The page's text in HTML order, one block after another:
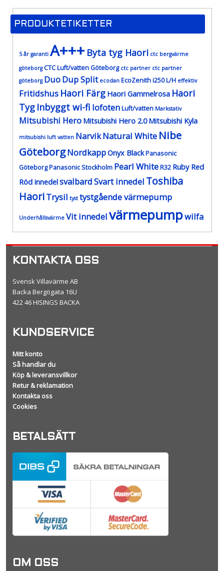
PRODUKTETIKETTER
5 år garanti A+++ Byta tyg Haori ctc bergvärme
göteborg CTC Luft/vatten Göteborg ctc partner ctc partner
göteborg DuoDup Split ecodan EcoZenith i250 L/H effektiv
Fritidshus Haori Färg Haori Gammelrosa Haori
Tyg Inbyggt wi-fi lofotenLuft/vatten Markstativ
Mitsubishi Hero Mitsubishi Hero 2.0 Mitsubishi Kyla
mitsubishi luft vatten NarvikNatural White Nibe
GöteborgNordkappOnyx BlackPanasonic
GöteborgPanasonic Stockholm Pearl WhiteR32 Ruby Red
Röd innedelsvalbardSvart innedel Toshiba
HaoriTrysil tyst tystgående värmepump
Underhållsvärme Vit innedelvärmepumpwilfa
KONTAKTA OSS
Svensk Villavärme AB
Backa Bergögata 16U
422 46 HISINGS BACKA
KUNDSERVICE
Mitt konto
Så handlar du
Köp & leveransvillkor
Retur & reklamation
Kontakta oss
Cookies
BETALSÄTT
OM OSS